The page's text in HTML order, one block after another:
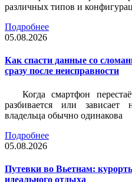
различных типов и
Подробнее
05.08.2026
Как спасти данные со
сразу после неисправности
Когда смартфон
разбивается или зависает
владельца обычно одинакова
Подробнее
05.08.2026
Путевки во Вьетнам:
идеального отдыха